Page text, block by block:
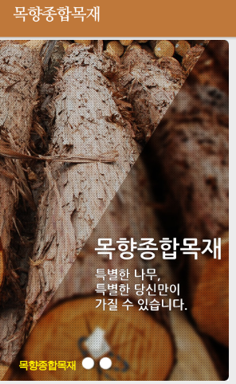
목향종합목재